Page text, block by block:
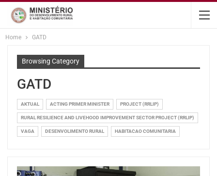
content
Home GATD
Browsing Category
GATD
AKTUAL ACTING PRIMER MINISTER PROJECT (RRLIP)
RURAL RESILIENCE AND LIVEHOOD IMPROVEMENT SECTOR PROJECT (RRLIP)
VAGA DESENVOLIMENTO RURAL HABITACAO COMUNITARIA